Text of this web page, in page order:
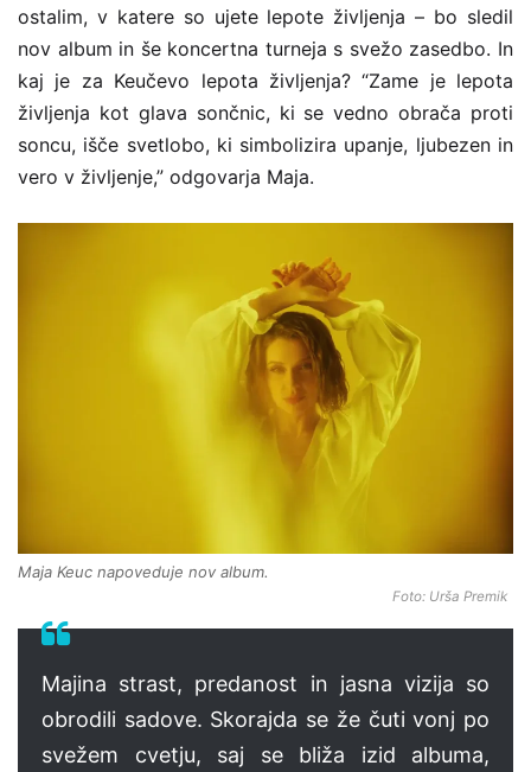
ostalim, v katere so ujete lepote življenja – bo sledil
nov album in še koncertna turneja s svežo zasedbo. In
kaj je za Keučevo lepota življenja? “Zame je lepota
življenja kot glava sončnic, ki se vedno obrača proti
soncu, išče svetlobo, ki simbolizira upanje, ljubezen in
vero v življenje,” odgovarja Maja.
Maja Keuc napoveduje nov album.
Foto: Urša Premik
Majina strast, predanost in jasna vizija so
obrodili sadove. Skorajda se že čuti vonj po
svežem cvetju, saj se bliža izid albuma,